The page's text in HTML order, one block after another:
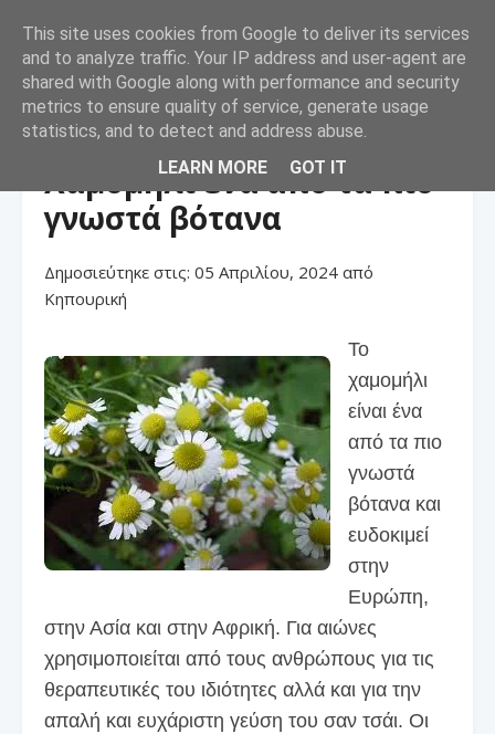
☰
Χαμομήλι ένα από τα πιο
γνωστά βότανα
Δημοσιεύτηκε στις: 05 Απριλίου, 2024 από
Κηπουρική
Το
χαμομήλι
είναι ένα
από τα πιο
γνωστά
βότανα και
ευδοκιμεί
στην
Ευρώπη,
στην Ασία και στην Αφρική. Για αιώνες
χρησιμοποιείται από τους ανθρώπους για τις
θεραπευτικές του ιδιότητες αλλά και για την
απαλή και ευχάριστη γεύση του σαν τσάι. Οι
This site uses cookies from Google to deliver its services
and to analyze traffic. Your IP address and user-agent are
shared with Google along with performance and security
metrics to ensure quality of service, generate usage
statistics, and to detect and address abuse.
LEARN MORE
GOT IT